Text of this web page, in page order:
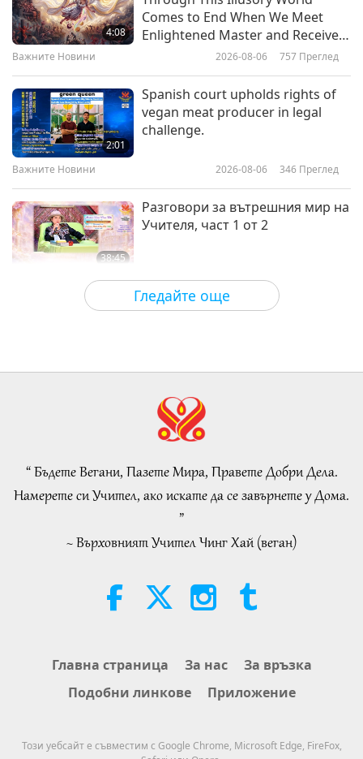
Важните Новини
Важните Новини
Гледайте още
4:08
Comes to End When We Meet
Enlightened Master and Receive
Важните Новини 2026-08-06 757 Преглед
2:01
Spanish court upholds rights of
vegan meat producer in legal
challenge.
Важните Новини 2026-08-06 346 Преглед
38:45
Разговори за вътрешния мир на
Учителя, част 1 от 2
Между Учителя и учениците 2026-08-06
25:38
3:46
“Fast Charge” Is Wonderful Way
Whenever Material World Begins
to Feel Too Imposing
Важните Новини 2026-08-05 Преглед
38:07
Важните Новини
Islamic Ethics on Water:
Selections from the Hadith, Part 1
of 2
“ Бъдете Вегани, Пазете Мира, Правете Добри Дела.
Намерете си Учител, ако искате да се завърнете у Дома.
”
~ Върховният Учител Чинг Хай (веган)
Главна страница За нас
За връзка
Подобни линкове
Приложение
Този уебсайт е съвместим с Google Chrome, Microsoft Edge, FireFox,